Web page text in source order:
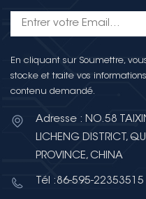
En cliquant sur Soumettre,
stocke et traite vos
contenu demandé.
Adresse : NO.58
LICHENG DISTRICT,
PROVINCE, CHINA
Tél :86-595-22353515